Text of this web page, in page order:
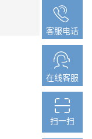
客服电话
在线客服
扫一扫
客服电话
在线客服
扫一扫